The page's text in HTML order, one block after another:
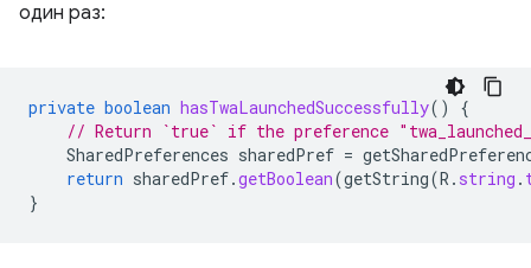
один раз:
private boolean hasTwaLaunchedSuccessfully()
{
// Return `true` if the preference
SharedPreferences sharedPref =
return sharedPref.getBoolean(getString(R . string .
}